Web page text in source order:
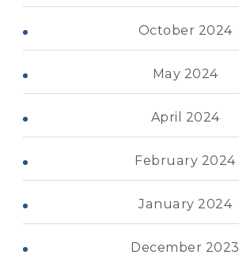
October 2024
May 2024
April 2024
February 2024
January 2024
December 2023